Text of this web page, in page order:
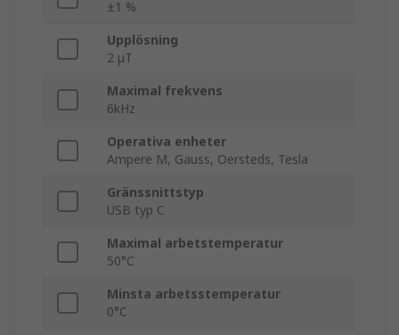
±1 %
Upplösning
2 μT
Maximal frekvens
6kHz
Operativa enheter
Ampere M, Gauss, Oersteds, Tesla
Gränssnittstyp
USB typ C
Maximal arbetstemperatur
50°C
Minsta arbetsstemperatur
0°C